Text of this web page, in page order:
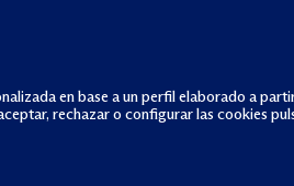
en base a un perfil elaborado a
rechazar o configurar las cookies